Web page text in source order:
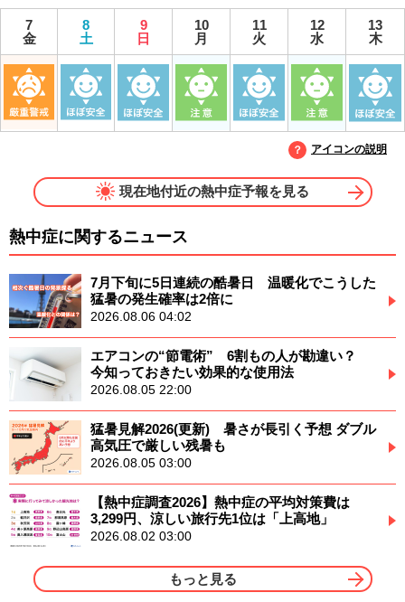
7
金
8
土
9
日
10
月
11
火
12
水
13
木
アイコンの説明
現在地付近の熱中症予報を見る
熱中症に関するニュース
7月下旬に5日連続の酷暑日 温暖化でこうした
猛暑の発生確率は2倍に
2026.08.06 04:02
エアコンの“節電術” 6割もの人が勘違い？
今知っておきたい効果的な使用法
2026.08.05 22:00
猛暑見解2026(更新) 暑さが長引く予想 ダブル
高気圧で厳しい残暑も
2026.08.05 03:00
【熱中症調査2026】熱中症の平均対策費は
3,299円、涼しい旅行先1位は「上高地」
2026.08.02 03:00
もっと見る